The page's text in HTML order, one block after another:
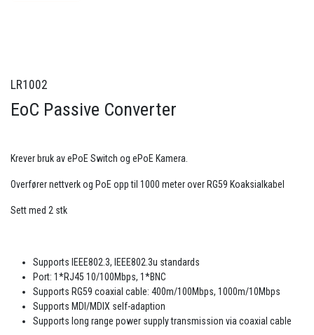
LR1002
EoC Passive Converter
Krever bruk av ePoE Switch og ePoE Kamera.
Overfører nettverk og PoE opp til 1000 meter over RG59 Koaksialkabel
Sett med 2 stk
Supports IEEE802.3, IEEE802.3u standards
Port: 1*RJ45 10/100Mbps, 1*BNC
Supports RG59 coaxial cable: 400m/100Mbps, 1000m/10Mbps
Supports MDI/MDIX self-adaption
Supports long range power supply transmission via coaxial cable